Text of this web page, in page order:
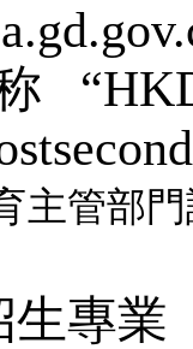
主管部
生專業